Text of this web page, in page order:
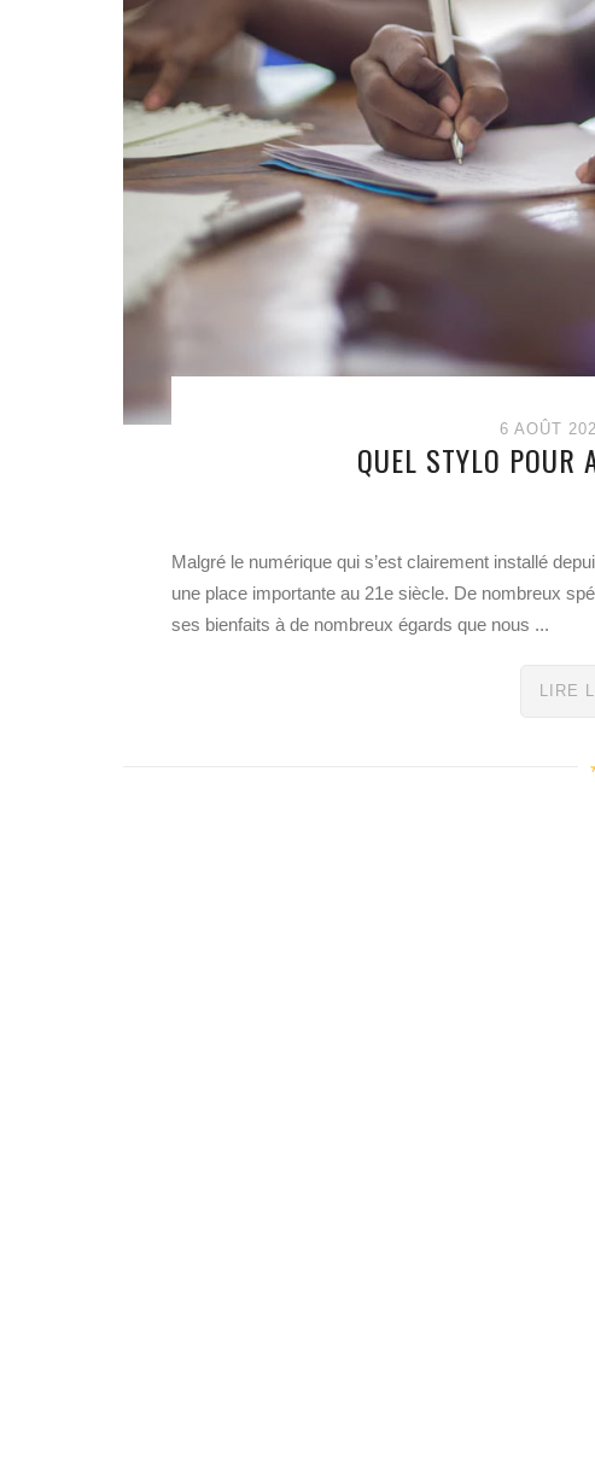
6 AOÛT
QUEL STYLO POUR
Malgré le numérique qui s’est clairement installé
une place importante au 21e siècle. De nombreux
ses bienfaits à de nombreux égards que nous ...
LIRE